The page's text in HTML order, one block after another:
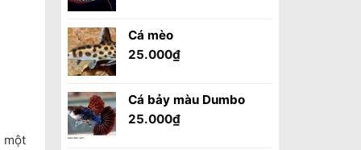
một
Cá mèo
25.000₫
Cá bảy màu Dumbo
25.000₫